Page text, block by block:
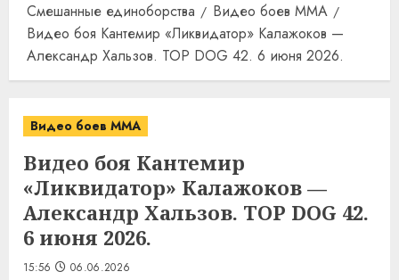
Смешанные единоборства
Видео боев MMA
Видео боя Кантемир «Ликвидатор» Калажоков —
Александр Хальзов. TOP DOG 42. 6 июня 2026.
Видео боев MMA
Видео боя Кантемир
«Ликвидатор» Калажоков —
Александр Хальзов. TOP DOG 42.
6 июня 2026.
15:56 06.06.2026